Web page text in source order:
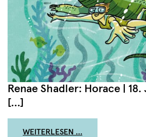
Renae Shadler: Horace | 18.
[…]
WEITERLESEN …